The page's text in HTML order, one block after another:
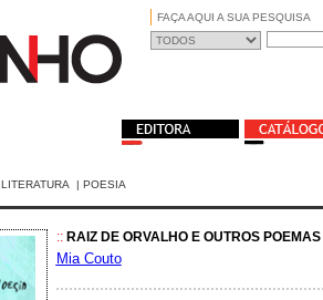
FAÇA AQUI A SUA PESQUISA
LITERATURA | POESIA
:: RAIZ DE ORVALHO E OUTROS
Mia Couto